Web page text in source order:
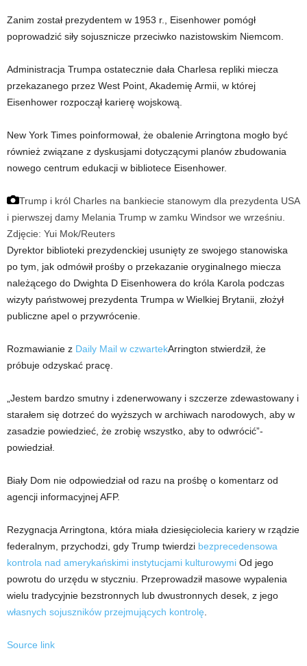
Zanim został prezydentem w 1953 r., Eisenhower pomógł
poprowadzić siły sojusznicze przeciwko nazistowskim Niemcom.
Administracja Trumpa ostatecznie dała Charlesa repliki miecza
przekazanego przez West Point, Akademię Armii, w której
Eisenhower rozpoczął karierę wojskową.
New York Times poinformował, że obalenie Arringtona mogło być
również związane z dyskusjami dotyczącymi planów zbudowania
nowego centrum edukacji w bibliotece Eisenhower.
Trump i król Charles na bankiecie stanowym dla prezydenta USA
i pierwszej damy Melania Trump w zamku Windsor we wrześniu.
Zdjęcie: Yui Mok/Reuters
Dyrektor biblioteki prezydenckiej usunięty ze swojego stanowiska
po tym, jak odmówił prośby o przekazanie oryginalnego miecza
należącego do Dwighta D Eisenhowera do króla Karola podczas
wizyty państwowej prezydenta Trumpa w Wielkiej Brytanii, złożył
publiczne apel o przywrócenie.
Rozmawianie z Daily Mail w czwartekArrington stwierdził, że
próbuje odzyskać pracę.
„Jestem bardzo smutny i zdenerwowany i szczerze zdewastowany i
starałem się dotrzeć do wyższych w archiwach narodowych, aby w
zasadzie powiedzieć, że zrobię wszystko, aby to odwrócić”-
powiedział.
Biały Dom nie odpowiedział od razu na prośbę o komentarz od
agencji informacyjnej AFP.
Rezygnacja Arringtona, która miała dziesięciolecia kariery w rządzie
federalnym, przychodzi, gdy Trump twierdzi bezprecedensowa
kontrola nad amerykańskimi instytucjami kulturowymi Od jego
powrotu do urzędu w styczniu. Przeprowadził masowe wypalenia
wielu tradycyjnie bezstronnych lub dwustronnych desek, z jego
własnych sojuszników przejmujących kontrolę
Source link